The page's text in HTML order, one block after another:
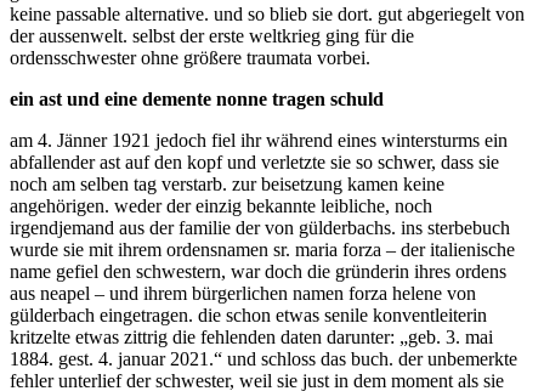
keine passable alternative. und so blieb sie dort. gut abgeriegelt von
der aussenwelt. selbst der erste weltkrieg ging für die
ordensschwester ohne größere traumata vorbei.
ein ast und eine demente nonne tragen schuld
am 4. Jänner 1921 jedoch fiel ihr während eines wintersturms ein
abfallender ast auf den kopf und verletzte sie so schwer, dass sie
noch am selben tag verstarb. zur beisetzung kamen keine
angehörigen. weder der einzig bekannte leibliche, noch
irgendjemand aus der familie der von gülderbachs. ins sterbebuch
wurde sie mit ihrem ordensnamen sr. maria forza – der italienische
name gefiel den schwestern, war doch die gründerin ihres ordens
aus neapel – und ihrem bürgerlichen namen forza helene von
gülderbach eingetragen. die schon etwas senile konventleiterin
kritzelte etwas zittrig die fehlenden daten darunter: „geb. 3. mai
1884. gest. 4. januar 2021.“ und schloss das buch. der unbemerkte
fehler unterlief der schwester, weil sie just in dem moment als sie